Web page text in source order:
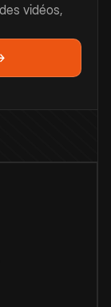
vidéos,